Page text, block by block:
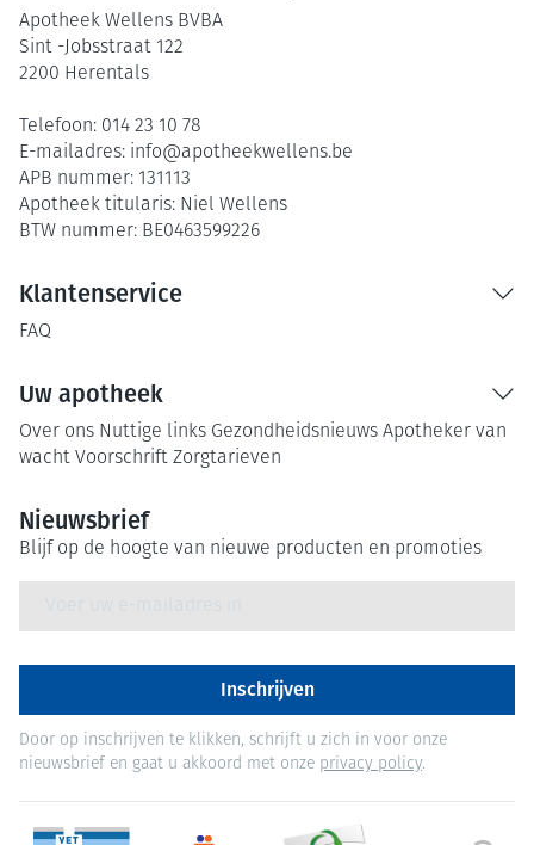
Apotheek Wellens BVBA
Sint -Jobsstraat 122
2200 Herentals
Telefoon: 014 23 10 78
E-mailadres: info@apotheekwellens.be
APB nummer: 131113
Apotheek titularis: Niel Wellens
BTW nummer: BE0463599226
Klantenservice
FAQ
Uw apotheek
Over ons Nuttige links Gezondheidsnieuws Apotheker van
wacht Voorschrift Zorgtarieven
Nieuwsbrief
Blijf op de hoogte van nieuwe producten en promoties
Inschrijven
Door op inschrijven te klikken, schrijft u zich in voor onze
nieuwsbrief en gaat u akkoord met onze privacy policy.